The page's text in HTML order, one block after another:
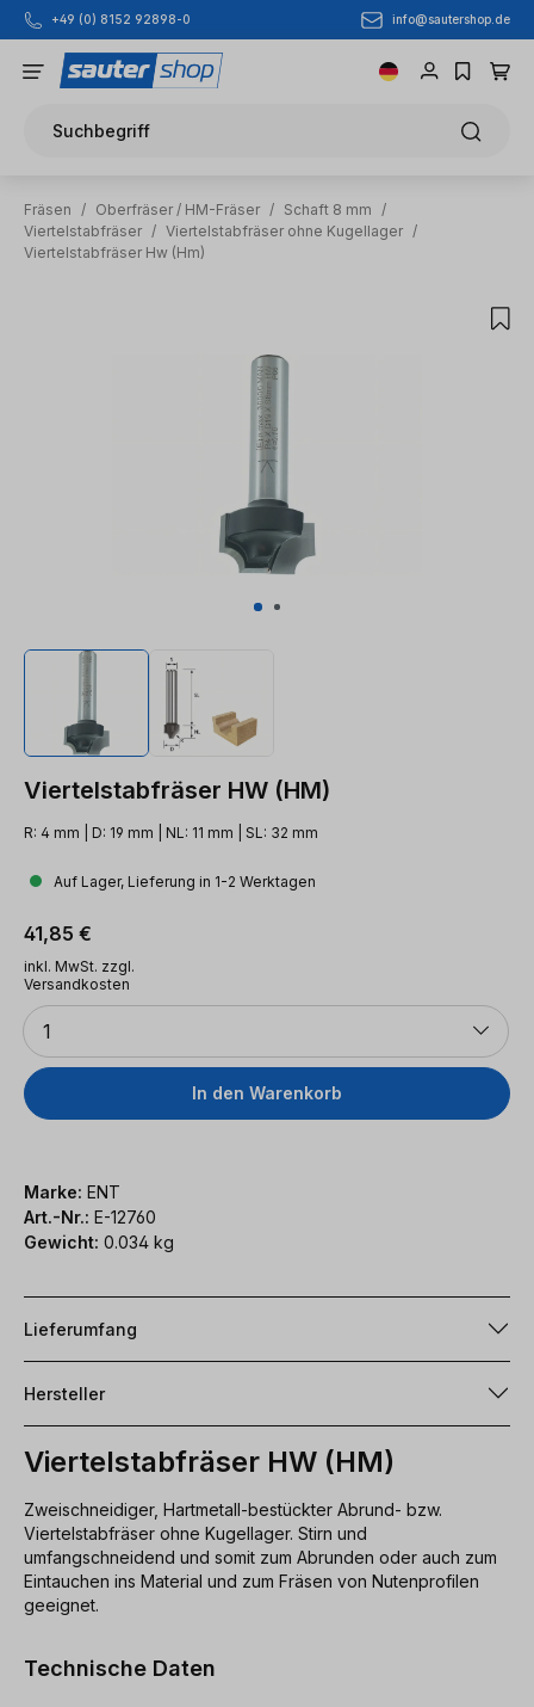
Zum Hauptinhalt springen
+49 (0) 8152 92898-0 info@sautershop.de
Suchbegriff
Fräsen / Oberfräser / HM-Fräser / Schaft 8 mm
/
Viertelstabfräser / Viertelstabfräser ohne Kugellager /
Viertelstabfräser Hw (Hm)
Viertelstabfräser HW (HM)
R: 4 mm | D: 19 mm | NL: 11 mm | SL: 32 mm
Auf Lager, Lieferung in 1-2 Werktagen
Regulärer Preis:
41,85 €
inkl. MwSt. zzgl.
Versandkosten
Anzahl
1
In den Warenkorb
Marke: ENT
Art.-Nr.: E-12760
Gewicht: 0.034 kg
Lieferumfang
Hersteller
Viertelstabfräser HW (HM)
Zweischneidiger, Hartmetall-bestückter Abrund- bzw.
Viertelstabfräser ohne Kugellager. Stirn und
umfangschneidend und somit zum Abrunden oder auch zum
Eintauchen ins Material und zum Fräsen von Nutenprofilen
geeignet.
Technische Daten